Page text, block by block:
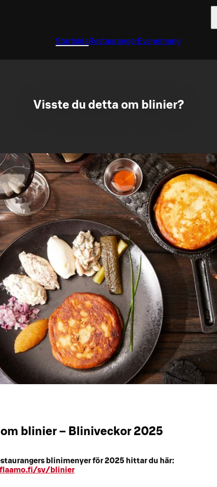
Startsida RestaurangerEvenemang
Visste du detta om blinier?
blinier – Bliniveckor 2025
blinimenyer för 2025 hittar du här:
sv/blinier